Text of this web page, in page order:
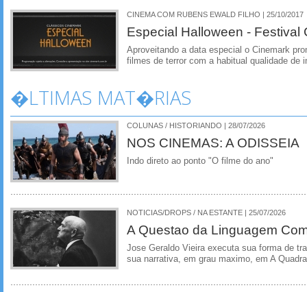
CINEMA COM RUBENS EWALD FILHO | 25/10/2017
Especial Halloween - Festival
Aproveitando a data especial o Cinemark
filmes de terror com a habitual qualidade de
�LTIMAS MAT�RIAS
COLUNAS / HISTORIANDO | 28/07/2026
NOS CINEMAS: A ODISSEIA
Indo direto ao ponto "O filme do ano"
NOTICIAS/DROPS / NA ESTANTE | 25/07/2026
A Questao da Linguagem
Jose Geraldo Vieira executa sua forma de
sua narrativa, em grau maximo, em A